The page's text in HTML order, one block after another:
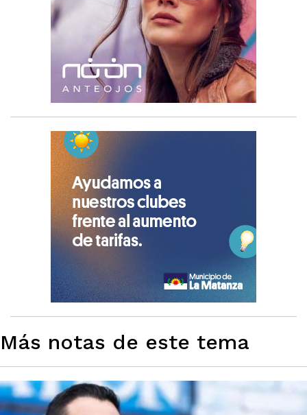
Más notas de este tema